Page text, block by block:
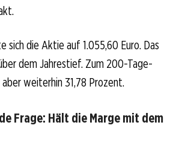
sich die Aktie auf 1.055,60 Euro. Das
dem Jahrestief. Zum 200-Tage-
weiterhin 31,78 Prozent.
Frage: Hält die Marge mit dem